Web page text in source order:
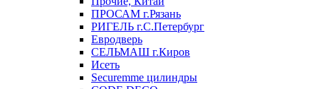
ПРОСАМ г.Рязань
РИГЕЛЬ г.С.Петербург
Евродверь
СЕЛЬМАШ г.Киров
Исеть
Securemme цилиндры